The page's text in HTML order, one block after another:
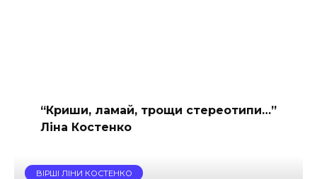
“Криши, ламай, трощи стереотипи…”
Ліна Костенко
ВІРШІ ЛІНИ КОСТЕНКО